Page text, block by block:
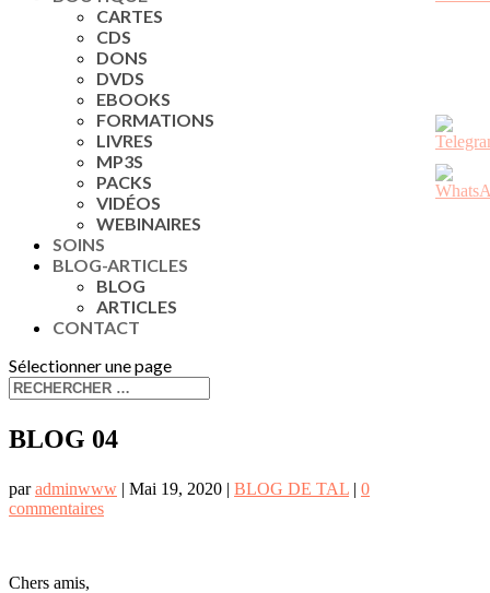
CARTES
CDS
DONS
DVDS
EBOOKS
FORMATIONS
LIVRES
MP3S
PACKS
VIDÉOS
WEBINAIRES
SOINS
BLOG-ARTICLES
BLOG
ARTICLES
CONTACT
Sélectionner une page
BLOG 04
paradminwww | Mai 19, 2020 | BLOG DE TAL | 0
commentaires
Chers amis,